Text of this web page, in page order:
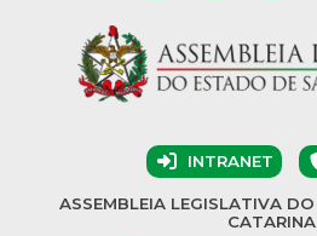
INTRANET
ASSEMBLEIA LEGISLATIVA
CATARINA